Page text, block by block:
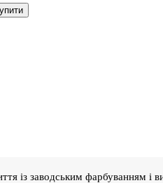
із заводським фарбуванням і